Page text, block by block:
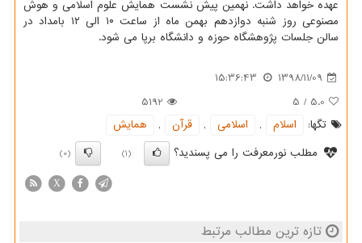
عهده خواهد داشت. نهمین پیش نشست همایش علوم اسلامی و هوش
مصنوعی روز شنبه دوازدهم بهمن ماه از ساعت ۱۰ الی ۱۲ بامداد در
سالن جلسات پژوهشگاه حوزه و دانشگاه برپا می شود.
1398/11/09
15:36:43
5.0
/
5
5192
تگها:
اسلام , اسلامی , قرآن ,
همایش
مطلب نورمعرفت را می پسندید؟
(1)
(0)
X
تازه ترین مطالب مرتبط